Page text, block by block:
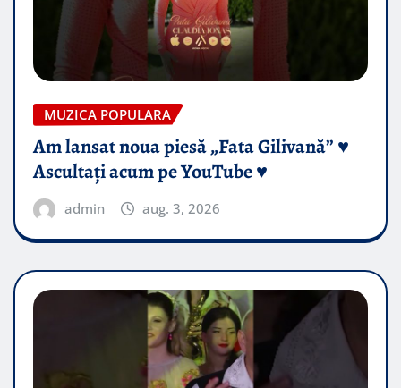
MUZICA POPULARA
Am lansat noua piesă „Fata Gilivană” ♥️
Ascultați acum pe YouTube ♥️
admin aug. 3, 2026